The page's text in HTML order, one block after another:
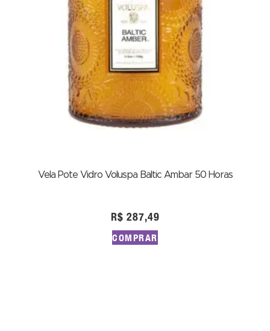
Vela Pote Vidro Voluspa Baltic Ambar 50 Horas
R$ 287,49
COMPRAR